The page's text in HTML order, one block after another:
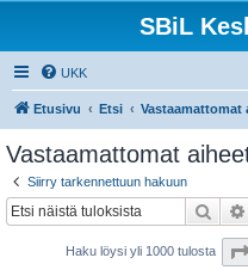
SBiL
UKK
Etusivu Etsi Vastaamattomat
Vastaamattomat
Siirry tarkennettuun hakuun
Etsi
Haku löysi yli 1000 tulosta